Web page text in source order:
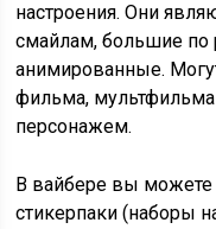
настроения. Они
смайлам, большие по
анимированные.
фильма,
персонажем.
В вайбере вы можете
стикерпаки (наборы